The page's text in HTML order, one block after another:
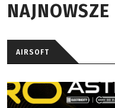
NAJNOWSZE
AIRSOFT